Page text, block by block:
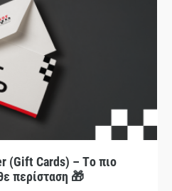
(Gift Cards) – Το πιο
περίσταση 🎁